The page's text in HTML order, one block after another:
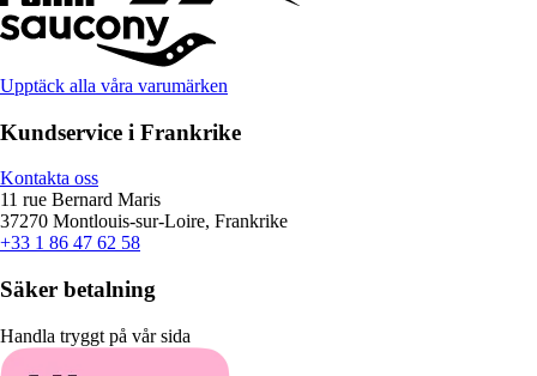
Upptäck alla våra varumärken
Kundservice i Frankrike
Kontakta oss
11 rue Bernard Maris
37270 Montlouis-sur-Loire, Frankrike
+33 1 86 47 62 58
Säker betalning
Handla tryggt på vår sida